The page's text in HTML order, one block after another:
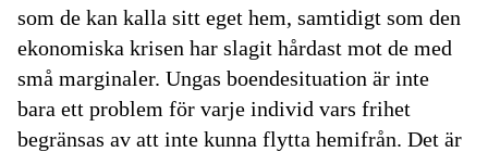
som de kan kalla sitt eget hem, samtidigt som den
ekonomiska krisen har slagit hårdast mot de med
små marginaler. Ungas boendesituation är inte
bara ett problem för varje individ vars frihet
begränsas av att inte kunna flytta hemifrån. Det är